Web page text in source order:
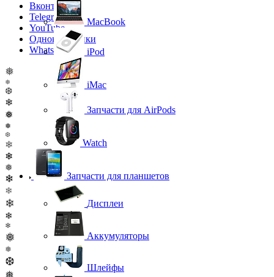
Вконтакте
Telegram
YouTube
Одноклассники
WhatsApp
❅
❅
❆
❄
❅
❅
❆
❄
❄
❅
❄
❄
❄
❄
❄
❅
❅
❆
MacBook
iPod
iMac
Запчасти для AirPods
Watch
Запчасти для планшетов
Дисплеи
Аккумуляторы
Шлейфы